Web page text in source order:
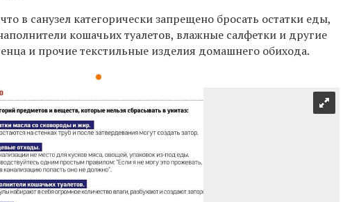
в санузел категорически запрещено бросать остатки еды,
кошачьих туалетов, влажные салфетки и другие
и прочие текстильные изделия домашнего обихода.